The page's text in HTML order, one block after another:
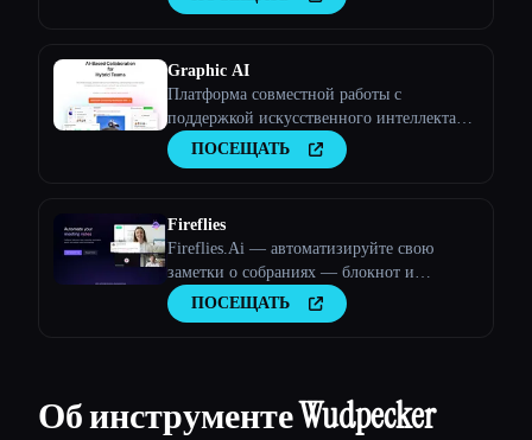
Graphic AI
Платформа совместной работы с
поддержкой искусственного интеллекта
для команд
ПОСЕЩАТЬ
Fireflies
Fireflies.Ai — автоматизируйте свою
заметки о собраниях — блокнот и
аналитика разговоров
ПОСЕЩАТЬ
Об инструменте Wudpecker